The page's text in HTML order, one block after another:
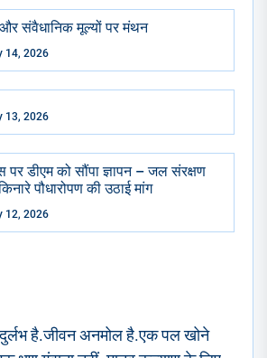
और संवैधानिक मूल्यों पर मंथन
14, 2026
13, 2026
को सौंपा ज्ञापन – जल संरक्षण
पौधारोपण की उठाई मांग
12, 2026
है.जीवन अनमोल है.एक पल खोने